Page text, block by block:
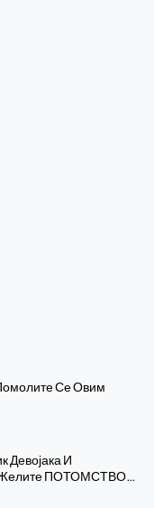
Се Овим
И
Желите ПОТОМСТВО…